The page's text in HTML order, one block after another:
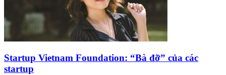
Startup Vietnam Foundation: “Bà đỡ” của các
startup